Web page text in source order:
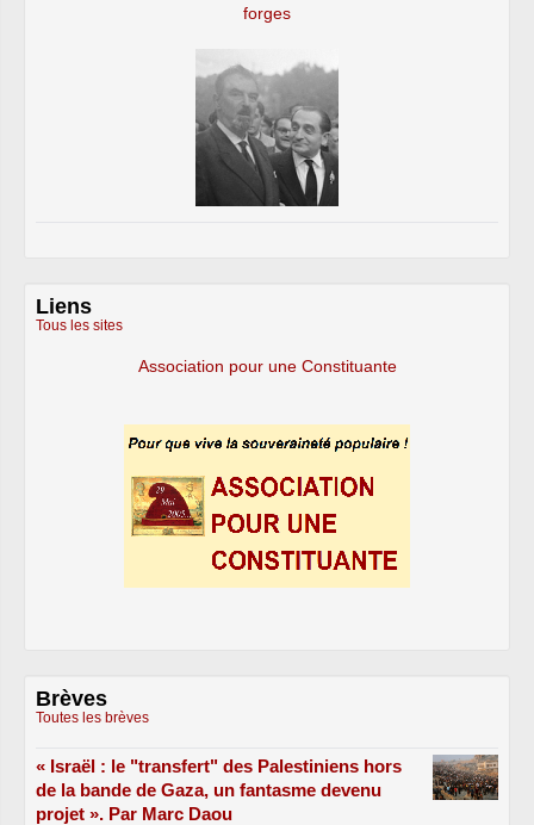
forges
Liens
Tous les sites
Association pour une Constituante
Brèves
Toutes les brèves
« Israël : le "transfert" des Palestiniens hors
de la bande de Gaza, un fantasme devenu
projet ». Par Marc Daou